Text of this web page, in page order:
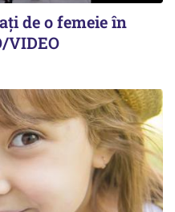
de o femeie în
VIDEO